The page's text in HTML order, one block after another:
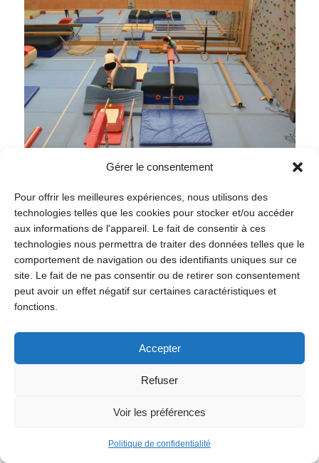
Gérer le consentement
Pour offrir les meilleures expériences, nous utilisons des
technologies telles que les cookies pour stocker et/ou accéder
aux informations de l'appareil. Le fait de consentir à ces
technologies nous permettra de traiter des données telles que le
comportement de navigation ou des identifiants uniques sur ce
site. Le fait de ne pas consentir ou de retirer son consentement
peut avoir un effet négatif sur certaines caractéristiques et
fonctions.
Accepter
Refuser
Voir les préférences
Politique de confidentialité
Loisirs
10 ans du Centre Omnisports
Centre Omnisports
Samedi 29 août